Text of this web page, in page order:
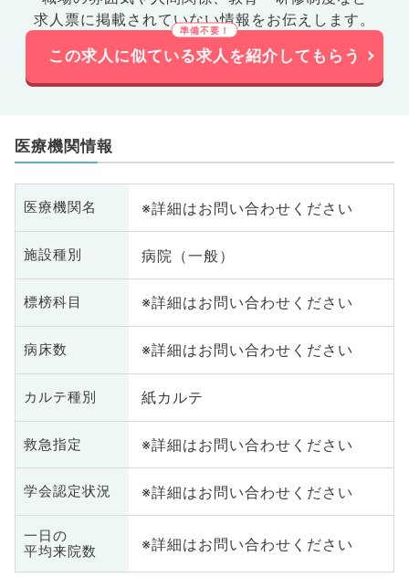
求人票に掲載されていない情報をお伝えします。
この求人に似ている求人を紹介してもらう
医療機関情報
医療機関名 ※詳細はお問い合わせください
施設種別 病院（一般）
標榜科目 ※詳細はお問い合わせください
病床数 ※詳細はお問い合わせください
カルテ種別 紙カルテ
救急指定 ※詳細はお問い合わせください
学会認定状況 ※詳細はお問い合わせください
一日の
平均来院数
※詳細はお問い合わせください